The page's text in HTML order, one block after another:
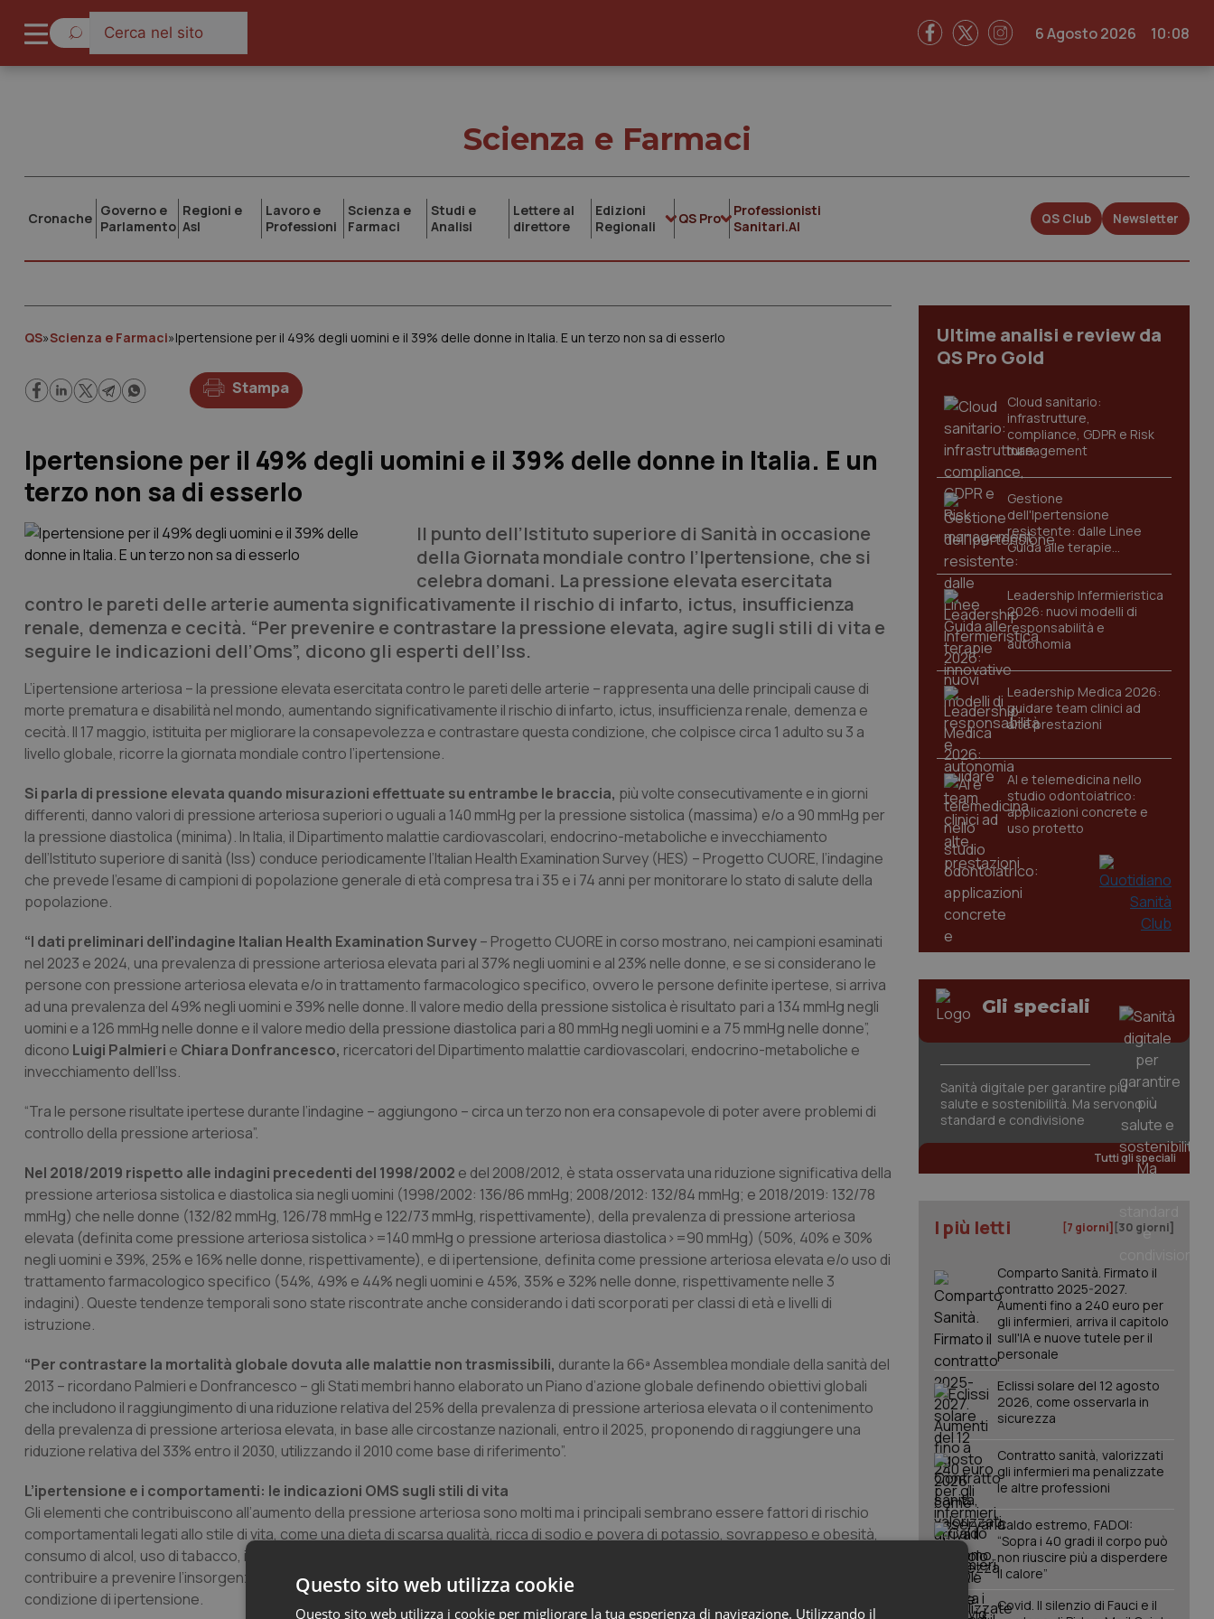
6 Agosto 2026 10:08
Scienza e Farmaci
Cronache Governo e
Parlamento
Regioni e
Asl
Lavoro e
Professioni
Scienza e
Farmaci
Studi e
Analisi
Lettere al
direttore
Edizioni
Regionali
QS Pro
Professionisti
Sanitari.AI
QS Club Newsletter
QS»Scienza e Farmaci»Ipertensione per il 49% degli uomini e il 39% delle donne in Italia. E un terzo non sa di esserlo
Stampa
Ipertensione per il 49% degli uomini e il 39% delle donne in Italia. E un
terzo non sa di esserlo
Il punto dell’Istituto superiore di Sanità in occasione
della Giornata mondiale contro l’Ipertensione, che si
celebra domani. La pressione elevata esercitata
contro le pareti delle arterie aumenta significativamente il rischio di infarto, ictus, insufficienza
renale, demenza e cecità. “Per prevenire e contrastare la pressione elevata, agire sugli stili di vita e
seguire le indicazioni dell’Oms”, dicono gli esperti dell’Iss.
L’ipertensione arteriosa – la pressione elevata esercitata contro le pareti delle arterie – rappresenta una delle principali cause di
morte prematura e disabilità nel mondo, aumentando significativamente il rischio di infarto, ictus, insufficienza renale, demenza e
cecità. Il 17 maggio, istituita per migliorare la consapevolezza e contrastare questa condizione, che colpisce circa 1 adulto su 3 a
livello globale, ricorre la giornata mondiale contro l’ipertensione.
Si parla di pressione elevata quando misurazioni effettuate su entrambe le braccia, più volte consecutivamente e in giorni
differenti, danno valori di pressione arteriosa superiori o uguali a 140 mmHg per la pressione sistolica (massima) e/o a 90 mmHg per
la pressione diastolica (minima). In Italia, il Dipartimento malattie cardiovascolari, endocrino-metaboliche e invecchiamento
dell’Istituto superiore di sanità (Iss) conduce periodicamente l’Italian Health Examination Survey (HES) – Progetto CUORE, l’indagine
che prevede l’esame di campioni di popolazione generale di età compresa tra i 35 e i 74 anni per monitorare lo stato di salute della
popolazione.
“I dati preliminari dell’indagine Italian Health Examination Survey– Progetto CUORE in corso mostrano, nei campioni esaminati
nel 2023 e 2024, una prevalenza di pressione arteriosa elevata pari al 37% negli uomini e al 23% nelle donne, e se si considerano le
persone con pressione arteriosa elevata e/o in trattamento farmacologico specifico, ovvero le persone definite ipertese, si arriva
ad una prevalenza del 49% negli uomini e 39% nelle donne. Il valore medio della pressione sistolica è risultato pari a 134 mmHg negli
uomini e a 126 mmHg nelle donne e il valore medio della pressione diastolica pari a 80 mmHg negli uomini e a 75 mmHg nelle donne”,
dicono Luigi Palmieri e Chiara Donfrancesco, ricercatori del Dipartimento malattie cardiovascolari, endocrino-metaboliche e
invecchiamento dell’Iss.
“Tra le persone risultate ipertese durante l’indagine – aggiungono – circa un terzo non era consapevole di poter avere problemi di
controllo della pressione arteriosa”.
Nel 2018/2019 rispetto alle indagini precedenti del 1998/2002 e del 2008/2012, è stata osservata una riduzione significativa della
pressione arteriosa sistolica e diastolica sia negli uomini (1998/2002: 136/86 mmHg; 2008/2012: 132/84 mmHg; e 2018/2019: 132/78
mmHg) che nelle donne (132/82 mmHg, 126/78 mmHg e 122/73 mmHg, rispettivamente), della prevalenza di pressione arteriosa
elevata (definita come pressione arteriosa sistolica>=140 mmHg o pressione arteriosa diastolica>=90 mmHg) (50%, 40% e 30%
negli uomini e 39%, 25% e 16% nelle donne, rispettivamente), e di ipertensione, definita come pressione arteriosa elevata e/o uso di
trattamento farmacologico specifico (54%, 49% e 44% negli uomini e 45%, 35% e 32% nelle donne, rispettivamente nelle 3
indagini). Queste tendenze temporali sono state riscontrate anche considerando i dati scorporati per classi di età e livelli di
istruzione.
“Per contrastare la mortalità globale dovuta alle malattie non trasmissibili, durante la 66ª Assemblea mondiale della sanità del
2013 – ricordano Palmieri e Donfrancesco – gli Stati membri hanno elaborato un Piano d’azione globale definendo obiettivi globali
che includono il raggiungimento di una riduzione relativa del 25% della prevalenza di pressione arteriosa elevata o il contenimento
della prevalenza di pressione arteriosa elevata, in base alle circostanze nazionali, entro il 2025, proponendo di raggiungere una
riduzione relativa del 33% entro il 2030, utilizzando il 2010 come base di riferimento”.
L’ipertensione e i comportamenti: le indicazioni OMS sugli stili di vita
Gli elementi che contribuiscono all’aumento della pressione arteriosa sono molti ma i principali sembrano essere fattori di rischio
comportamentali legati allo stile di vita, come una dieta di scarsa qualità, ricca di sodio e povera di potassio, sovrappeso e obesità,
consumo di alcol, uso di tabacco, inattività fisica e l’esposizione a stress persistente. L’adozione di uno stile di vita salutare può
contribuire a prevenire l’insorgenza dell’ipertensione arteriosa e a gestire i livelli di pressione arteriosa nelle persone che sono in
condizione di ipertensione.
Ultime analisi e review da
QS Pro Gold
Cloud sanitario:
infrastrutture,
compliance, GDPR e Risk
management
Gestione
dell'Ipertensione
resistente: dalle Linee
Guida alle terapie
innovative
Leadership Infermieristica
2026: nuovi modelli di
responsabilità e
autonomia
Leadership Medica 2026:
guidare team clinici ad
alte prestazioni
AI e telemedicina nello
studio odontoiatrico:
applicazioni concrete e
uso protetto
Gli speciali
Sanità digitale per garantire più
salute e sostenibilità. Ma servono
standard e condivisione
Tutti gli speciali
I più letti [7 giorni] [30 giorni]
Comparto Sanità. Firmato il
contratto 2025-2027.
Aumenti fino a 240 euro per
gli infermieri, arriva il capitolo
sull'IA e nuove tutele per il
personale
Eclissi solare del 12 agosto
2026, come osservarla in
sicurezza
Contratto sanità, valorizzati
gli infermieri ma penalizzate
le altre professioni
Caldo estremo, FADOI:
“Sopra i 40 gradi il corpo può
non riuscire più a disperdere
il calore”
Covid. Il silenzio di Fauci e il
Questo sito web utilizza cookie
Questo sito web utilizza i cookie per migliorare la tua esperienza di navigazione. Utilizzando il